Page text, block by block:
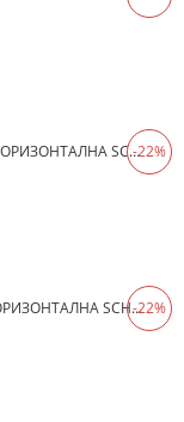
ЧЕТВОРНА РАМКА ХОРИЗОНТАЛНА SCHNEIDER ASFORA EPH5800421 - БЯЛ-22%
ПЕТОРНА РАМКА ХОРИЗОНТАЛНА SCHNEIDER ASFORA EPH5800521 - БЯЛ
-22%